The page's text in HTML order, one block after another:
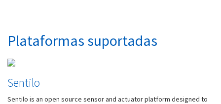
Plataformas suportadas
Sentilo
Sentilo is an open source sensor and actuator platform designed to